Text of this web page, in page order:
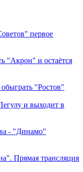
первое
"Акрон" и остаётся
"Ростов"
и выходит в
- "Динамо"
Прямая трансляция